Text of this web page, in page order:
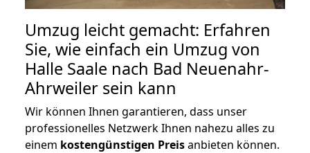
Umzug leicht gemacht: Erfahren
Sie, wie einfach ein Umzug von
Halle Saale nach Bad Neuenahr-
Ahrweiler sein kann
Wir können Ihnen garantieren, dass unser
professionelles Netzwerk Ihnen nahezu alles zu
einem kostengünstigen Preisanbieten können.